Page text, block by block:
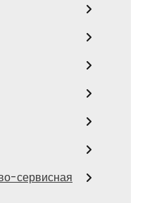
сервисная